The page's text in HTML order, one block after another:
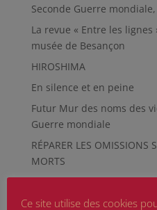
Seconde Guerre
La revue « Entre les
musée de Besançon
HIROSHIMA
En silence et en peine
Futur Mur des noms des
Guerre mondiale
RÉPARER LES OMISSIONS
MORTS
Le rapport d’activité 2025
Quand la paix chemine
Ce site utilise des cookies